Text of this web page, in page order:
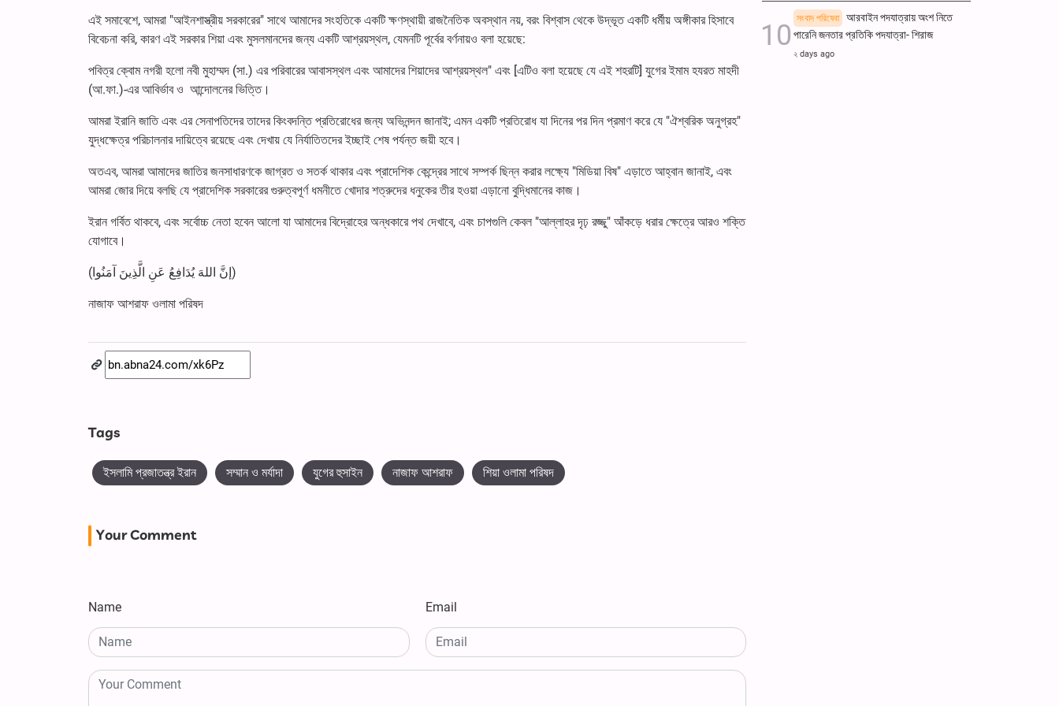
এই সমাবেশে, আমরা "আইনশাস্ত্রীয় সরকারের" সাথে আমাদের সংহতিকে একটি ক্ষণস্থায়ী রাজনৈতিক অবস্থান নয়, বরং বিশ্বাস থেকে উদ্ভূত একটি ধর্মীয় অঙ্গীকার হিসাবে
বিবেচনা করি, কারণ এই সরকার শিয়া এবং মুসলমানদের জন্য একটি আশ্রয়স্থল, যেমনটি পূর্বের বর্ণনায়ও বলা হয়েছে:
পবিত্র ক্বোম নগরী হলো নবী মুহাম্মদ (সা.) এর পরিবারের আবাসস্থল এবং আমাদের শিয়াদের আশ্রয়স্থল" এবং [এটিও বলা হয়েছে যে এই শহরটি] যুগের ইমাম হযরত মাহদী
(আ.ফা.)-এর আবির্ভাব ও আন্দোলনের ভিত্তি।
আমরা ইরানি জাতি এবং এর সেনাপতিদের তাদের কিংবদন্তি প্রতিরোধের জন্য অভিনন্দন জানাই; এমন একটি প্রতিরোধ যা দিনের পর দিন প্রমাণ করে যে "ঐশ্বরিক অনুগ্রহ"
যুদ্ধক্ষেত্র পরিচালনার দায়িত্বে রয়েছে এবং দেখায় যে নির্যাতিতদের ইচ্ছাই শেষ পর্যন্ত জয়ী হবে।
অতএব, আমরা আমাদের জাতির জনসাধারণকে জাগ্রত ও সতর্ক থাকার এবং প্রাদেশিক কেন্দ্রের সাথে সম্পর্ক ছিন্ন করার লক্ষ্যে "মিডিয়া বিষ" এড়াতে আহ্বান জানাই, এবং
আমরা জোর দিয়ে বলছি যে প্রাদেশিক সরকারের গুরুত্বপূর্ণ ধমনীতে খোদার শত্রুদের ধনুকের তীর হওয়া এড়ানো বুদ্ধিমানের কাজ।
ইরান গর্বিত থাকবে, এবং সর্বোচ্চ নেতা হবেন আলো যা আমাদের বিদ্রোহের অন্ধকারে পথ দেখাবে, এবং চাপগুলি কেবল "আল্লাহর দৃঢ় রজ্জু" আঁকড়ে ধরার ক্ষেত্রে আরও শক্তি
যোগাবে।
(إنَّ اللهَ یُدَافِعُ عَنِ الَّذِینَ آمَنُوا)
নাজাফ আশরাফ ওলামা পরিষদ
Tags
ইসলামি প্রজাতন্ত্র ইরান সম্মান ও মর্যাদা যুগের হুসাইন নাজাফ আশরাফ শিয়া ওলামা পরিষদ
Your Comment
Name Email
সংবাদ পরিষেবা
আরবাইন পদযাত্রায় অংশ নিতে
পারেনি জনতার প্রতিকি পদযাত্রা- শিরাজ
২ days ago